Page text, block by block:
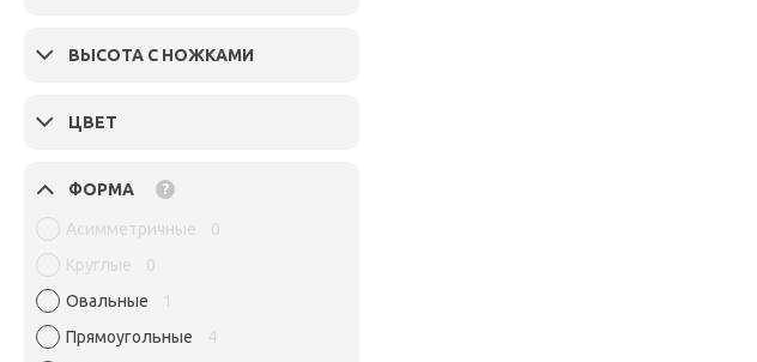
ВЫСОТА С НОЖКАМИ
ЦВЕТ
ФОРМА ?
Асимметричные
0
Круглые
0
Овальные
1
Прямоугольные
4